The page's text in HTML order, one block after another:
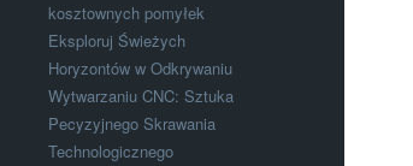
kosztownych pomyłek
Eksploruj Świeżych
Horyzontów w Odkrywaniu
Wytwarzaniu CNC: Sztuka
Pecyzyjnego Skrawania
Technologicznego